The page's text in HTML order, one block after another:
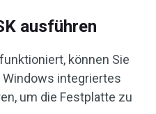
ausführen
können Sie
integriertes
um die Festplatte zu